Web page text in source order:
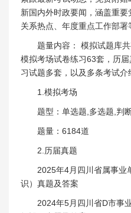
新国内外时政要闻，涵盖重
关系热点、年度重点工作部署
题量内容： 模拟试题库
模拟考场试卷练习63套，历
习试题多套，以及多条考试介
1.模拟考场
题型：单选题,多选题,判
题量：6184道
2.历届真题
2025年4月四川省属事业
识）真题及答案
2024年5月四川省D市事